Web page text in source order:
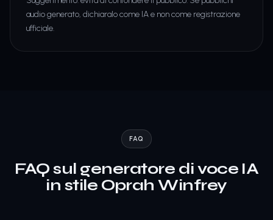
audio generato, dichiaralo come IA e non come registrazione
ufficiale.
FAQ
FAQ sul generatore di voce IA
in stile Oprah Winfrey